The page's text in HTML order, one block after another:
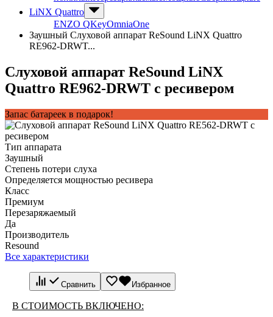
LiNX Quattro
ENZO QKeyOmniaOne
Заушный Слуховой аппарат ReSound LiNX Quattro
RE962-DRWT...
Слуховой аппарат ReSound LiNX
Quattro RE962-DRWT с ресивером
Запас батареек в подарок!
Тип аппарата
Заушный
Степень потери слуха
Определяется мощностью ресивера
Класс
Премиум
Перезаряжаемый
Да
Производитель
Resound
Все характеристики
Сравнить Избранное
В СТОИМОСТЬ ВКЛЮЧЕНО: